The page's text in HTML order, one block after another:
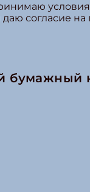
условия
согласие
бумажный